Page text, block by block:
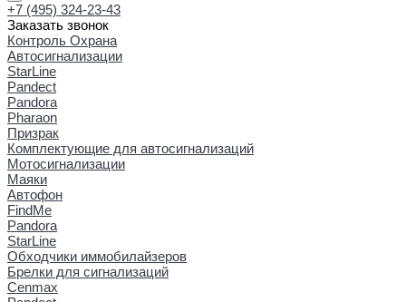
+7 (495) 324-23-43
Заказать звонок
Контроль Охрана
Автосигнализации
StarLine
Pandect
Pandora
Pharaon
Призрак
Комплектующие для автосигнализаций
Мотосигнализации
Маяки
Автофон
FindMe
Pandora
StarLine
Обходчики иммобилайзеров
Брелки для сигнализаций
Cenmax